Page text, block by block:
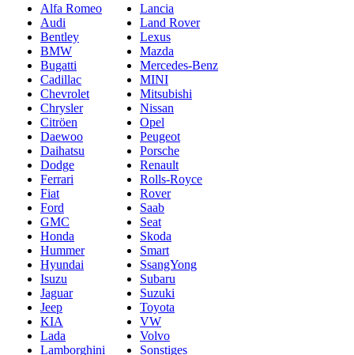
Alfa Romeo
Audi
Bentley
BMW
Bugatti
Cadillac
Chevrolet
Chrysler
Citröen
Daewoo
Daihatsu
Dodge
Ferrari
Fiat
Ford
GMC
Honda
Hummer
Hyundai
Isuzu
Jaguar
Jeep
KIA
Lada
Lamborghini
Lancia
Land Rover
Lexus
Mazda
Mercedes-Benz
MINI
Mitsubishi
Nissan
Opel
Peugeot
Porsche
Renault
Rolls-Royce
Rover
Saab
Seat
Skoda
Smart
SsangYong
Subaru
Suzuki
Toyota
VW
Volvo
Sonstiges